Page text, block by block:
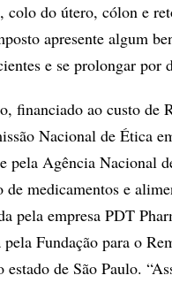
colo do útero, cólon e
apresente algum
e se prolongar por
financiado ao custo de
Nacional de Ética
pela Agência Nacional
medicamentos e
pela empresa PDT
Fundação para o
de São Paulo.